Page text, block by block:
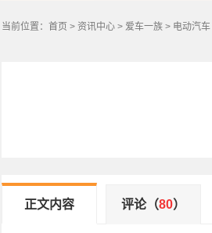
当前位置： 首页 > 资讯中心 > 爱车一族 > 电动汽车
正文内容 评论（80）